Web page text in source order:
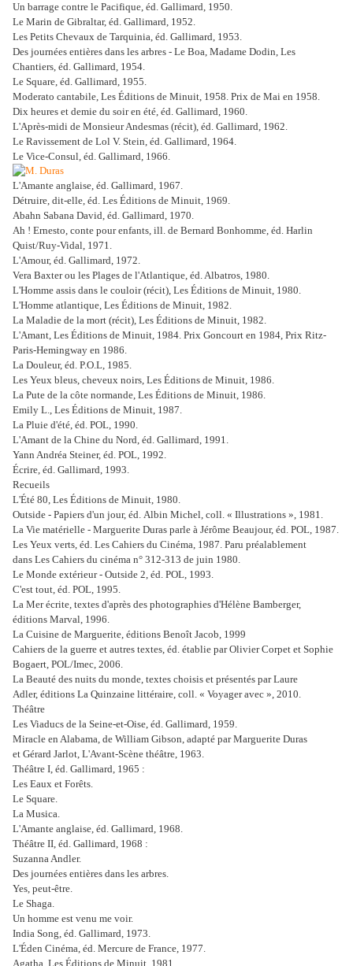
Un barrage contre le Pacifique, éd. Gallimard, 1950.
Le Marin de Gibraltar, éd. Gallimard, 1952.
Les Petits Chevaux de Tarquinia, éd. Gallimard, 1953.
Des journées entières dans les arbres - Le Boa, Madame Dodin, Les
Chantiers, éd. Gallimard, 1954.
Le Square, éd. Gallimard, 1955.
Moderato cantabile, Les Éditions de Minuit, 1958. Prix de Mai en 1958.
Dix heures et demie du soir en été, éd. Gallimard, 1960.
L'Après-midi de Monsieur Andesmas (récit), éd. Gallimard, 1962.
Le Ravissement de Lol V. Stein, éd. Gallimard, 1964.
Le Vice-Consul, éd. Gallimard, 1966.
L'Amante anglaise, éd. Gallimard, 1967.
Détruire, dit-elle, éd. Les Éditions de Minuit, 1969.
Abahn Sabana David, éd. Gallimard, 1970.
Ah ! Ernesto, conte pour enfants, ill. de Bernard Bonhomme, éd. Harlin
Quist/Ruy-Vidal, 1971.
L'Amour, éd. Gallimard, 1972.
Vera Baxter ou les Plages de l'Atlantique, éd. Albatros, 1980.
L'Homme assis dans le couloir (récit), Les Éditions de Minuit, 1980.
L'Homme atlantique, Les Éditions de Minuit, 1982.
La Maladie de la mort (récit), Les Éditions de Minuit, 1982.
L'Amant, Les Éditions de Minuit, 1984. Prix Goncourt en 1984, Prix Ritz-
Paris-Hemingway en 1986.
La Douleur, éd. P.O.L, 1985.
Les Yeux bleus, cheveux noirs, Les Éditions de Minuit, 1986.
La Pute de la côte normande, Les Éditions de Minuit, 1986.
Emily L., Les Éditions de Minuit, 1987.
La Pluie d'été, éd. POL, 1990.
L'Amant de la Chine du Nord, éd. Gallimard, 1991.
Yann Andréa Steiner, éd. POL, 1992.
Écrire, éd. Gallimard, 1993.
Recueils
L'Été 80, Les Éditions de Minuit, 1980.
Outside - Papiers d'un jour, éd. Albin Michel, coll. « Illustrations », 1981.
La Vie matérielle - Marguerite Duras parle à Jérôme Beaujour, éd. POL, 1987.
Les Yeux verts, éd. Les Cahiers du Cinéma, 1987. Paru préalablement
dans Les Cahiers du cinéma n° 312-313 de juin 1980.
Le Monde extérieur - Outside 2, éd. POL, 1993.
C'est tout, éd. POL, 1995.
La Mer écrite, textes d'après des photographies d'Hélène Bamberger,
éditions Marval, 1996.
La Cuisine de Marguerite, éditions Benoît Jacob, 1999
Cahiers de la guerre et autres textes, éd. établie par Olivier Corpet et Sophie
Bogaert, POL/Imec, 2006.
La Beauté des nuits du monde, textes choisis et présentés par Laure
Adler, éditions La Quinzaine littéraire, coll. « Voyager avec », 2010.
Théâtre
Les Viaducs de la Seine-et-Oise, éd. Gallimard, 1959.
Miracle en Alabama, de William Gibson, adapté par Marguerite Duras
et Gérard Jarlot, L'Avant-Scène théâtre, 1963.
Théâtre I, éd. Gallimard, 1965 :
Les Eaux et Forêts.
Le Square.
La Musica.
L'Amante anglaise, éd. Gallimard, 1968.
Théâtre II, éd. Gallimard, 1968 :
Suzanna Andler.
Des journées entières dans les arbres.
Yes, peut-être.
Le Shaga.
Un homme est venu me voir.
India Song, éd. Gallimard, 1973.
L'Éden Cinéma, éd. Mercure de France, 1977.
Agatha, Les Éditions de Minuit, 1981.